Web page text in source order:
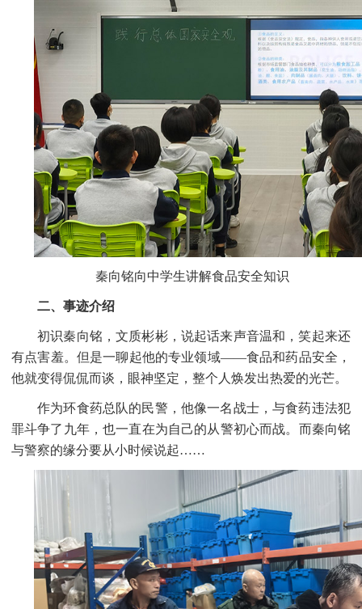
秦向铭向中学生讲解食品安全知识
二、事迹介绍
初识秦向铭，文质彬彬，说起话来声音温和，笑起来还
有点害羞。但是一聊起他的专业领域——食品和药品安全，
他就变得侃侃而谈，眼神坚定，整个人焕发出热爱的光芒。
作为环食药总队的民警，他像一名战士，与食药违法犯
罪斗争了九年，也一直在为自己的从警初心而战。而秦向铭
与警察的缘分要从小时候说起……